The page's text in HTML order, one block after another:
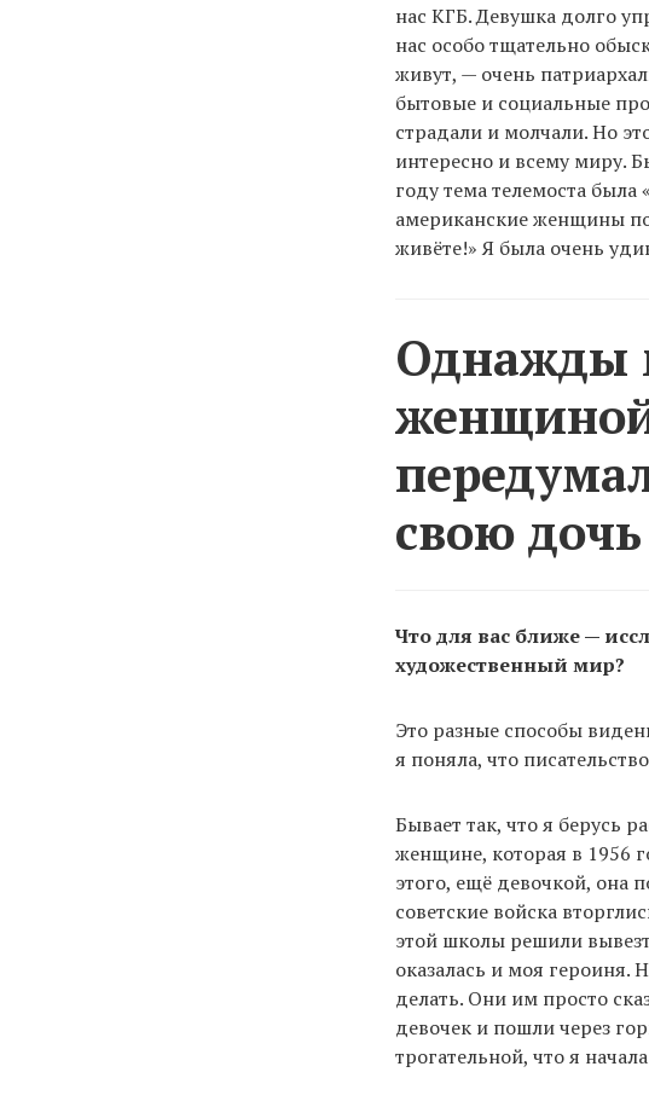
нас КГБ. Девушка долго
нас особо тщательно
живут, — очень
бытовые и социальные
страдали и молчали. Но
интересно и всему миру.
году тема телемоста
американские женщины
живёте!» Я была очень
Однажды
свою
Что для вас ближе —
художественный мир?
Это разные способы
я поняла, что
Бывает так, что я берусь
женщине, которая в 1956
этого, ещё девочкой, она
советские войска
этой школы решили
оказалась и моя героиня.
делать. Они им просто
девочек и пошли через
трогательной, что я